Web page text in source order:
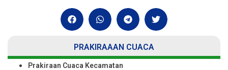
PRAKIRAAAN CUACA
Prakiraan Cuaca Kecamatan